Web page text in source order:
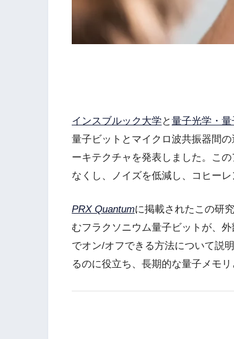
インスブルック大学 と量子光学・
量子ビットとマイクロ波共振器間
ーキテクチャを発表しました。こ
なくし、ノイズを低減し、コヒーレ
PRX Quantumに掲載されたこの研
むフラクソニウム量子ビットが、
でオン/オフできる方法について説
るのに役立ち、長期的な量子メモリ